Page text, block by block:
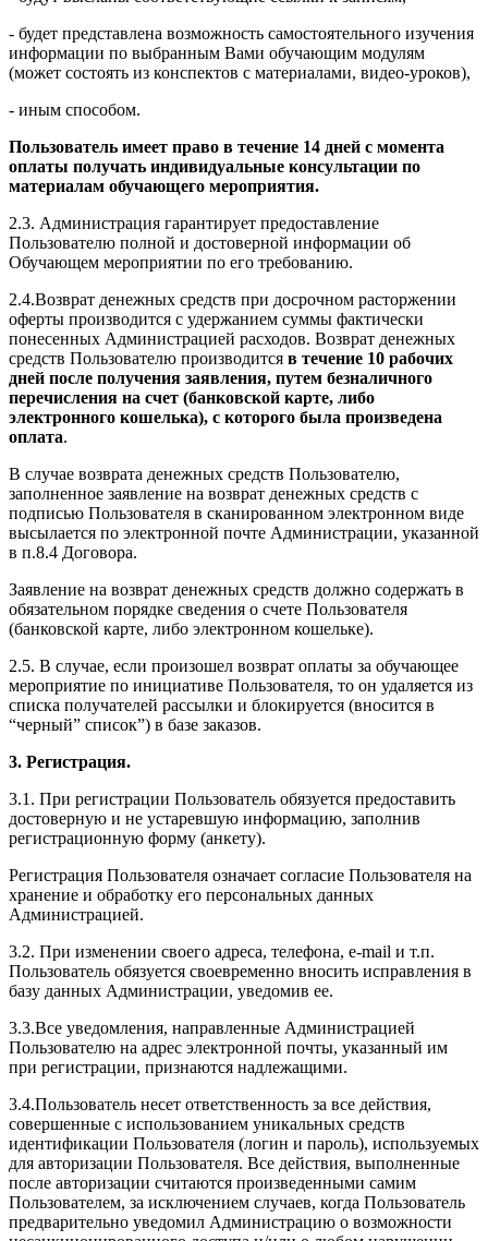
- будет представлена возможность самостоятельного изучения
информации по выбранным Вами обучающим модулям
(может состоять из конспектов с материалами, видео-уроков),
- иным способом.
Пользователь имеет право в течение 14 дней с момента
оплаты получать индивидуальные консультации по
материалам обучающего мероприятия.
2.3. Администрация гарантирует предоставление
Пользователю полной и достоверной информации об
Обучающем мероприятии по его требованию.
2.4.Возврат денежных средств при досрочном расторжении
оферты производится с удержанием суммы фактически
понесенных Администрацией расходов. Возврат денежных
средств Пользователю производится в течение 10 рабочих
дней после получения заявления, путем безналичного
перечисления на счет (банковской карте, либо
электронного кошелька), с которого была произведена
оплата.
В случае возврата денежных средств Пользователю,
заполненное заявление на возврат денежных средств с
подписью Пользователя в сканированном электронном виде
высылается по электронной почте Администрации, указанной
в п.8.4 Договора.
Заявление на возврат денежных средств должно содержать в
обязательном порядке сведения о счете Пользователя
(банковской карте, либо электронном кошельке).
2.5. В случае, если произошел возврат оплаты за обучающее
мероприятие по инициативе Пользователя, то он удаляется из
списка получателей рассылки и блокируется (вносится в
“черный” список”) в базе заказов.
3. Регистрация.
3.1. При регистрации Пользователь обязуется предоставить
достоверную и не устаревшую информацию, заполнив
регистрационную форму (анкету).
Регистрация Пользователя означает согласие Пользователя на
хранение и обработку его персональных данных
Администрацией.
3.2. При изменении своего адреса, телефона, e-mail и т.п.
Пользователь обязуется своевременно вносить исправления в
базу данных Администрации, уведомив ее.
3.3.Все уведомления, направленные Администрацией
Пользователю на адрес электронной почты, указанный им
при регистрации, признаются надлежащими.
3.4.Пользователь несет ответственность за все действия,
совершенные с использованием уникальных средств
идентификации Пользователя (логин и пароль), используемых
для авторизации Пользователя. Все действия, выполненные
после авторизации считаются произведенными самим
Пользователем, за исключением случаев, когда Пользователь
предварительно уведомил Администрацию о возможности